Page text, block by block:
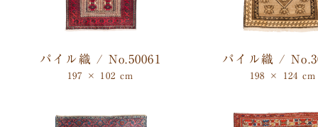
パイル織 / No.50061
197 × 102 cm
パイル織 /
198 × 124 cm